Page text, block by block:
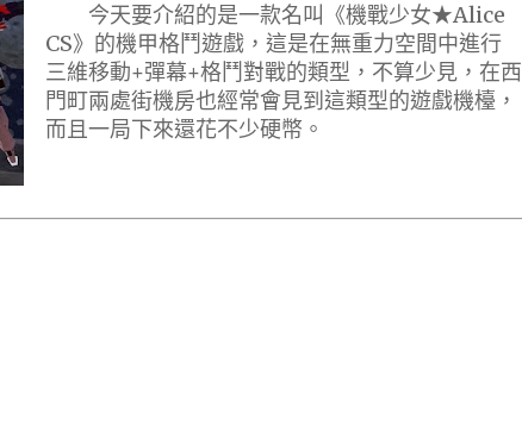
今天要介紹的是一款名叫《機戰少女★Alice
CS》的機甲格鬥遊戲，這是在無重力空間中進行
三維移動+彈幕+格鬥對戰的類型，不算少見，在西
門町兩處街機房也經常會見到這類型的遊戲機檯，
而且一局下來還花不少硬幣。